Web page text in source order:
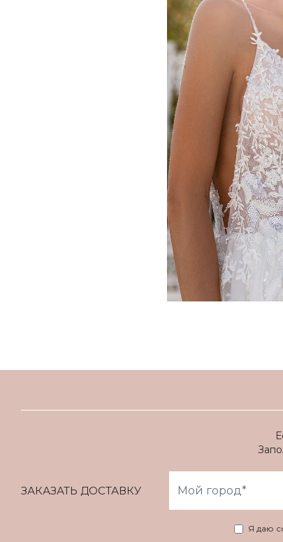
ЗАКАЗАТЬ ДОСТАВКУ
Я даю